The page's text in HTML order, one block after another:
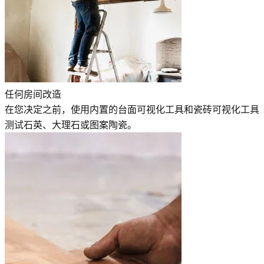
任何房间改造
在您决定之前，使用内置的台面可视化工具和瓷砖可视化工具
测试石英、大理石或图案陶瓷。